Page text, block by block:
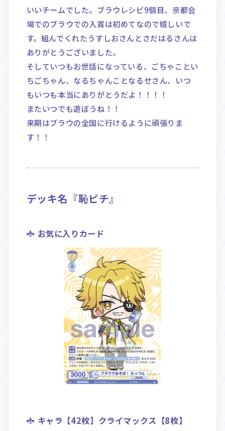
いいチームでした。ブラウレシピ9個目、京都会
場でのブラウでの入賞は初めてなので嬉しいで
す。組んでくれたうすしおさんとさだはるさんは
ありがとうございました。
そしていつもお世話になっている、ごちゃことい
ちごちゃん、なるちゃんことなるせさん、いつ
もいつも本当にありがとうだよ！！！！
またいつでも遊ぼうね！！
来期はブラウの全国に行けるように頑張りま
す！！
デッキ名『恥ピチ』
お気に入りカード
キャラ【42枚】クライマックス【8枚】